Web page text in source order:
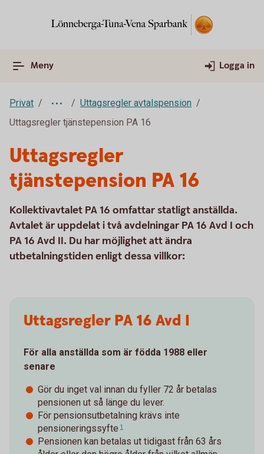
Meny Logga in
Privat
Uttagsregler avtalspension
Uttagsregler tjänstepension PA 16
Uttagsregler
tjänstepension PA 16
Kollektivavtalet PA 16 omfattar statligt anställda.
Avtalet är uppdelat i två avdelningar PA 16 Avd I och
PA 16 Avd II. Du har möjlighet att ändra
utbetalningstiden enligt dessa villkor:
Uttagsregler PA 16 Avd I
För alla anställda som är födda 1988 eller
senare
Gör du inget val innan du fyller 72 år betalas
pensionen ut så länge du lever.
För pensionsutbetalning krävs inte
pensioneringssyfte 1
Pensionen kan betalas ut tidigast från 63 års